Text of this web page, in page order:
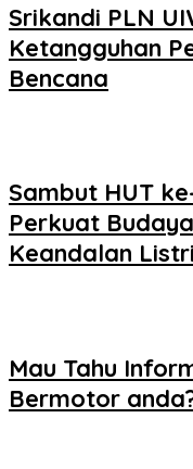
Srikandi PLN
Ketangguhan
Bencana
Sambut HUT
Perkuat
Keandalan
Mau Tahu
Bermotor